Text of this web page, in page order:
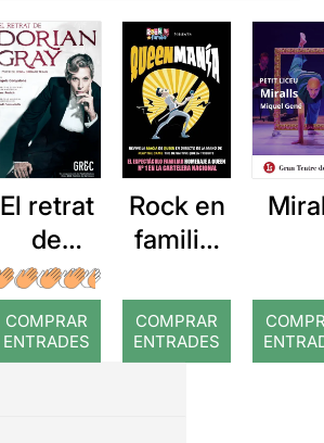
El retrat
de
Dorian
Gray
COMPRAR
ENTRADES
Rock en
familia:
anía
COMPRAR
ENTRADES